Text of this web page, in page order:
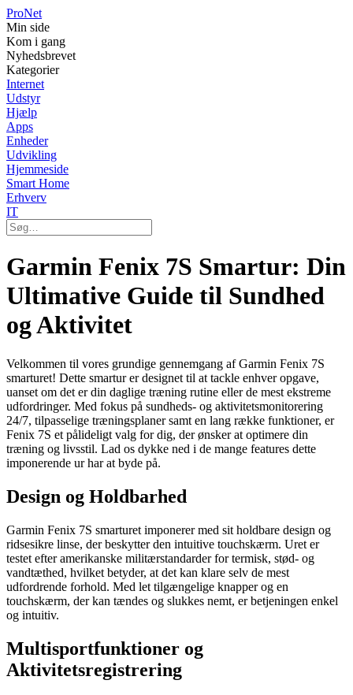
ProNet
Min side
Kom i gang
Nyhedsbrevet
Kategorier
Internet
Udstyr
Hjælp
Apps
Enheder
Udvikling
Hjemmeside
Smart Home
Erhverv
IT
Garmin Fenix 7S Smartur: Din
Ultimative Guide til Sundhed
og Aktivitet
Velkommen til vores grundige gennemgang af Garmin Fenix 7S
smarturet! Dette smartur er designet til at tackle enhver opgave,
uanset om det er din daglige træning rutine eller de mest ekstreme
udfordringer. Med fokus på sundheds- og aktivitetsmonitorering
24/7, tilpasselige træningsplaner samt en lang række funktioner, er
Fenix 7S et pålideligt valg for dig, der ønsker at optimere din
træning og livsstil. Lad os dykke ned i de mange features dette
imponerende ur har at byde på.
Design og Holdbarhed
Garmin Fenix 7S smarturet imponerer med sit holdbare design og
ridsesikre linse, der beskytter den intuitive touchskærm. Uret er
testet efter amerikanske militærstandarder for termisk, stød- og
vandtæthed, hvilket betyder, at det kan klare selv de mest
udfordrende forhold. Med let tilgængelige knapper og en
touchskærm, der kan tændes og slukkes nemt, er betjeningen enkel
og intuitiv.
Multisportfunktioner og
Aktivitetsregistrering